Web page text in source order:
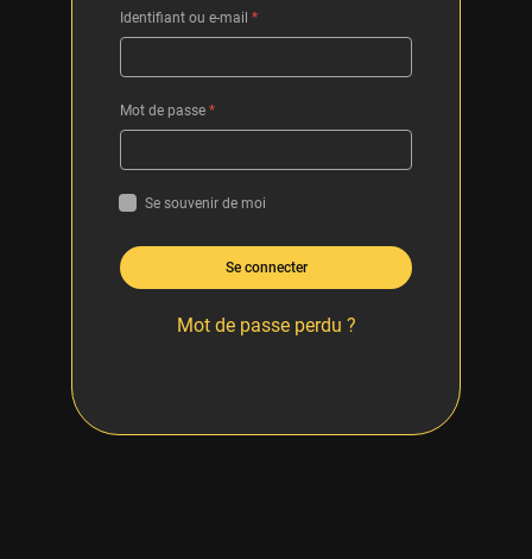
Identifiant ou e-mail *
Mot de passe *
Se souvenir de moi
Se connecter
Mot de passe perdu ?